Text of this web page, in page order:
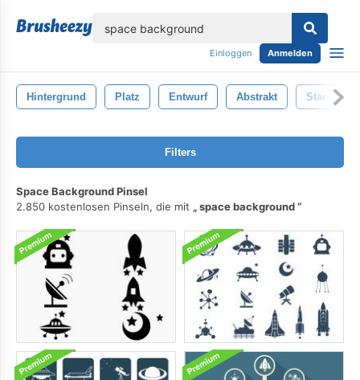
Einloggen Anmelden
Hintergrund Platz Entwurf Abstrakt Star
Filters
Space Background Pinsel
2.850 kostenlosen Pinseln, die mit
space background